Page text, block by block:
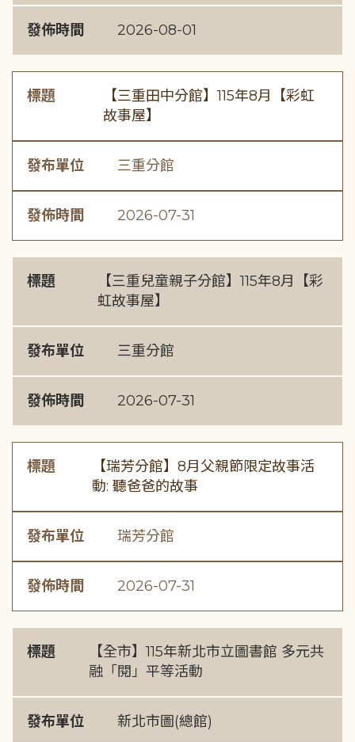
發佈時間 2026-08-01
標題
【三重田中分館】115年8月【彩虹
故事屋】
發布單位 三重分館
發佈時間 2026-07-31
標題
【三重兒童親子分館】115年8月【彩
虹故事屋】
發布單位 三重分館
發佈時間 2026-07-31
標題
【瑞芳分館】8月父親節限定故事活
動: 聽爸爸的故事
發布單位 瑞芳分館
發佈時間 2026-07-31
標題
【全市】115年新北市立圖書館 多元共
融「閱」平等活動
發布單位 新北市圖(總館)